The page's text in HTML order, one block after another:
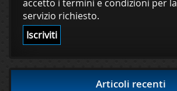
accetto i termini e condizioni per
servizio richiesto.
Articoli recenti